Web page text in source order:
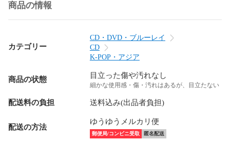
商品の情報
カテゴリー
CD・DVD・ブルーレイ
CD
K-POP・アジア
商品の状態 目立った傷や汚れなし
細かな使用感・傷・汚れはあるが、目立たない
配送料の負担 送料込み(出品者負担)
配送の方法
ゆうゆうメルカリ便
郵便局/コンビニ受取 匿名配送